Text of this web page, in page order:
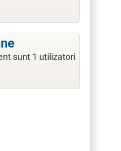
sunt 1 utilizatori